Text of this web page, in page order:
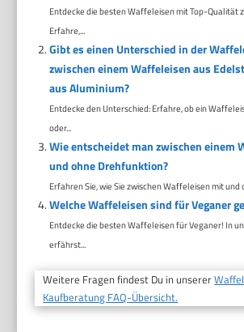
Entdecke die besten Waffeleisen mit Top-Qualität
Erfahre,...
Gibt es einen Unterschied in der
zwischen einem Waffeleisen aus
aus Aluminium?
Entdecke den Unterschied: Erfahre, ob ein
oder...
Wie entscheidet man zwischen einem
und ohne Drehfunktion?
Erfahren Sie, wie Sie zwischen Waffeleisen mit und
Welche Waffeleisen sind für Veganer
Entdecke die besten Waffeleisen für Veganer! In
erfährst...
Weitere Fragen findest Du in unserer
Kaufberatung FAQ-Übersicht.